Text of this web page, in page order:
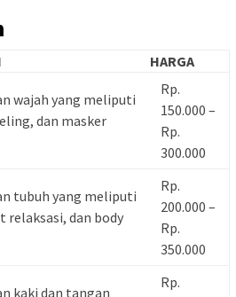
HARGA
wajah yang meliputi
dan masker
Rp.
150.000 –
Rp.
300.000
tubuh yang meliputi
relaksasi, dan body
Rp.
200.000 –
Rp.
350.000
kaki dan tangan
Rp.